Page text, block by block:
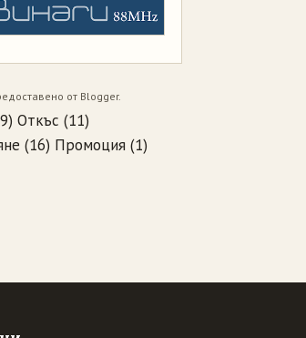
от Blogger.
Откъс (11)
(16) Промоция (1)